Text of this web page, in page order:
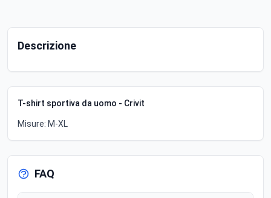
Descrizione
T-shirt sportiva da uomo - Crivit
Misure: M-XL
FAQ